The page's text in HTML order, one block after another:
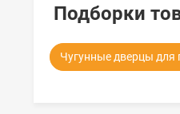
Подборки
Чугунные дверцы для